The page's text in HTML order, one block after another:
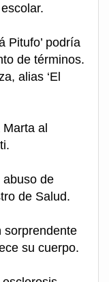
Pitufo’ podría
de términos.
alias ‘El
al
abuso de
de Salud.
sorprendente
su cuerpo.